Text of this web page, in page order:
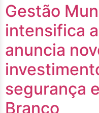
Gestão
intensifica
anuncia
segurança
Branco